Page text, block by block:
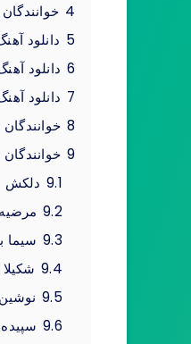
4
5 دانلود
6 دانلود
7 دانلود
8
9
9.1 دلکش
9.2 مرضیه
9.3 سیما
9.4 شکیلا
9.5
9.6